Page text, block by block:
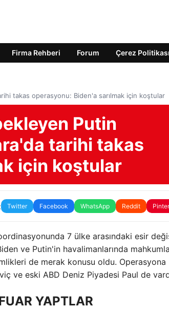
Firma Rehberi Forum Çerez
takas operasyonu: Biden'a sarılmak için koştular
Putin
tarihi takas
için koştular
Twitter Facebook WhatsApp Reddit
7 ülke arasındaki esir
ve Putin'in havalimanlarında
de merak konusu oldu. Operasyona
ve eski ABD Deniz Piyadesi Paul de
YAPTLAR